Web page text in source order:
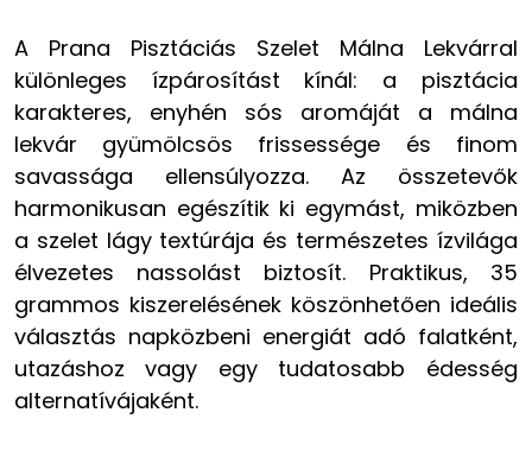
A Prana Pisztáciás Szelet Málna Lekvárral
különleges ízpárosítást kínál: a pisztácia
karakteres, enyhén sós aromáját a málna
lekvár gyümölcsös frissessége és finom
savassága ellensúlyozza. Az összetevők
harmonikusan egészítik ki egymást, miközben
a szelet lágy textúrája és természetes ízvilága
élvezetes nassolást biztosít. Praktikus, 35
grammos kiszerelésének köszönhetően ideális
választás napközbeni energiát adó falatként,
utazáshoz vagy egy tudatosabb édesség
alternatívájaként.